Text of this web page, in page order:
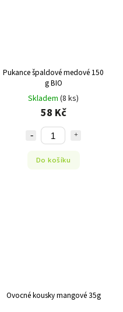
Pukance špaldové medové 150
g BIO
Skladem (8 ks)
58 Kč
Do košíku
Ovocné kousky mangové 35g